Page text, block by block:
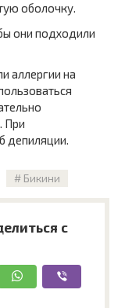
оболочку.
они подходили
аллергии на
При
депиляции.
Бикини
с